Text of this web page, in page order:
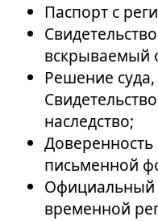
Паспорт с
вскрываемый
Решение
наследство;
Доверенность
письменной
Официальный
временной